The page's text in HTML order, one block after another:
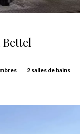
Bettel
2 salles de bains